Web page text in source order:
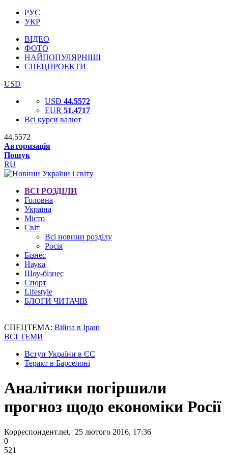
РУС
УКР
ВІДЕО
ФОТО
НАЙПОПУЛЯРНІШІ
СПЕЦПРОЕКТИ
USD
USD 44.5572
EUR 51.4717
Всі курси валют
44.5572
Авторизація
Пошук
RU
ВСІ РОЗДІЛИ
Головна
Україна
Місто
Світ
Всі новини розділу
Росія
Бізнес
Наука
Шоу-бізнес
Спорт
Lifestyle
БЛОГИ ЧИТАЧІВ
СПЕЦТЕМА: Війна в Ірані
ВСІ ТЕМИ
Вступ України в ЄС
Теракт в Барселоні
Аналітики погіршили
прогноз щодо економіки Росії
Корреспондент.net, 25 лютого 2016, 17:36
0
521